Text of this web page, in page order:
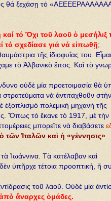
θά ξεχάσῃ τό
τό Ὄχι τοῦ λαοῦ ὁ μεσήλιξ
τό σχεδίασε γιά νά εἰπωθῇ;
τῆς ἰδιοφυΐας του. Εἶμαι
τὸ Ἀλβανικὸ ἔπος. Καὶ τὸ
οὐδὲ μία προετοιμασία θὰ
νὰ ἀντιταχθοῦν
ἐξοπλισμὸ πολεμικὴ μηχανὴ τῆς
Ὅπως τὸ ἔκανε τὸ 1917, μὲ τὴν
μπορεῖτε νὰ διαβάσετε
τῶν Ἰταλῶν καὶ ἡ «γέννησις»
Ἰωάννινα. Τὰ κατέλαβαν καὶ
ὑπῆρχε τέτοια προοπτική, ἤ
τοῦ λαοῦ. Οὐδὲ μία
ἄναρχες ὁμάδες.